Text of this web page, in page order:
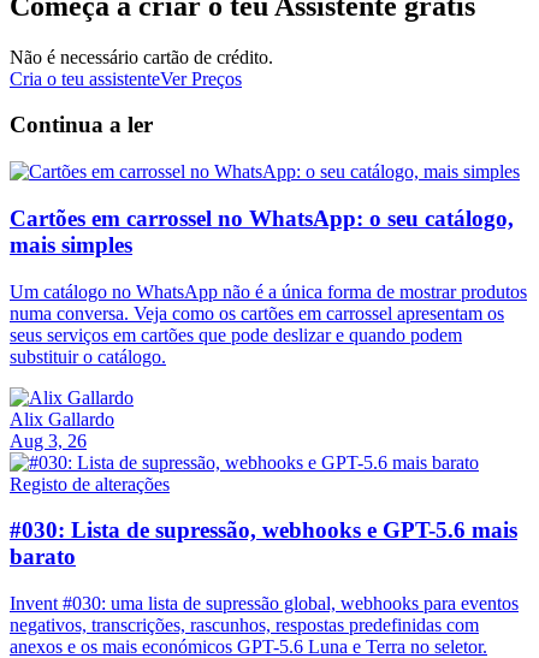
Não é necessário cartão de crédito.
Cria o teu assistenteVer Preços
Continua a ler
Cartões em carrossel no WhatsApp: o seu catálogo,
mais simples
Um catálogo no WhatsApp não é a única forma de mostrar produtos
numa conversa. Veja como os cartões em carrossel apresentam os
seus serviços em cartões que pode deslizar e quando podem
substituir o catálogo.
Alix Gallardo
Aug 3, 26
Registo de alterações
#030: Lista de supressão, webhooks e GPT-5.6 mais
barato
Invent #030: uma lista de supressão global, webhooks para eventos
negativos, transcrições, rascunhos, respostas predefinidas com
anexos e os mais económicos GPT-5.6 Luna e Terra no seletor.